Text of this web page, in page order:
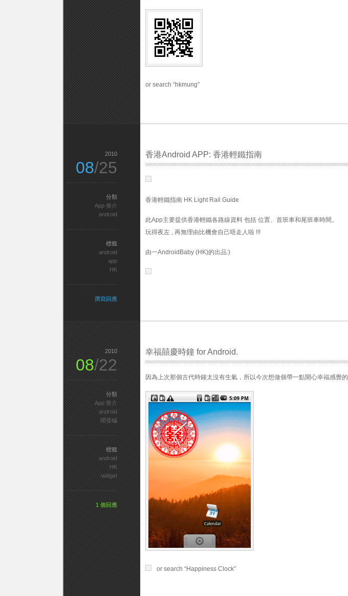
or search “hkmung”
香港Android APP: 香港輕鐵指南
香港輕鐵指南 HK Light Rail Guide
此App主要提供香港輕鐵各路線資料 包括 位置、首班車和尾班車時間。
玩得夜左 , 再無理由比機會自己唔走人啦 !!!
由一AndroidBaby (HK)的出品:)
2010
08/25
分類
App 推介
android
標籤
android
app
HK
撰寫回應
幸福囍慶時鐘 for Android.
因為上次那個古代時鐘太沒有生氣，所以今次想做個帶一點開心幸福感覺的
or search “Happiness Clock”
2010
08/22
分類
App 推介
android
開發編
標籤
android
HK
widget
1 個回應